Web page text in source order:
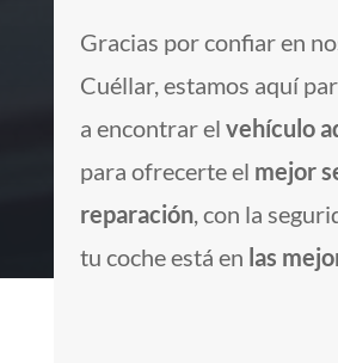
Gracias por confiar en
Cuéllar, estamos aquí
a encontrar elvehículo
para ofrecerte el mejor
reparación , con la
tu coche está en las